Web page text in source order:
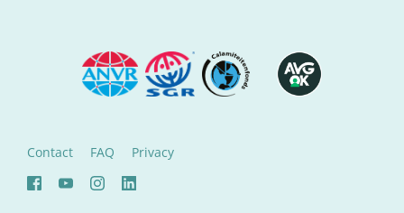
Contact FAQ Privacy